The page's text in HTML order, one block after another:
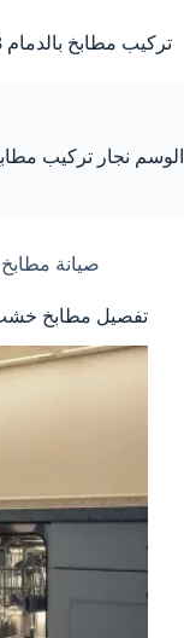
المحتوى
تركيب مطابخ بالدمام 0549579393
الوسم نجار تركيب
صيانة مطابخ
تفصيل مطابخ خشب